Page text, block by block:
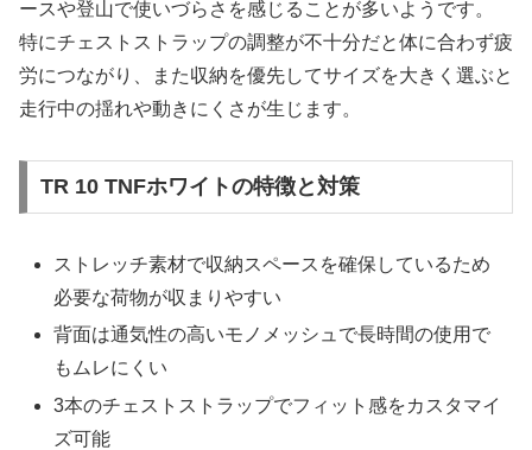
ースや登山で使いづらさを感じることが多いようです。
特にチェストストラップの調整が不十分だと体に合わず疲
労につながり、また収納を優先してサイズを大きく選ぶと
走行中の揺れや動きにくさが生じます。
TR 10 TNFホワイトの特徴と対策
ストレッチ素材で収納スペースを確保しているため
必要な荷物が収まりやすい
背面は通気性の高いモノメッシュで長時間の使用で
もムレにくい
3本のチェストストラップでフィット感をカスタマイ
ズ可能